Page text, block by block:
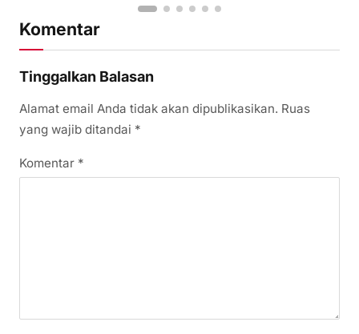
Komentar
Tinggalkan Balasan
Alamat email Anda tidak akan dipublikasikan. Ruas
yang wajib ditandai *
Komentar *